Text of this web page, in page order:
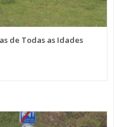
de Todas as Idades